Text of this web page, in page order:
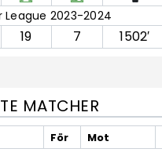
League 2023-2024
19 7 1502′
MATCHER
För Mot